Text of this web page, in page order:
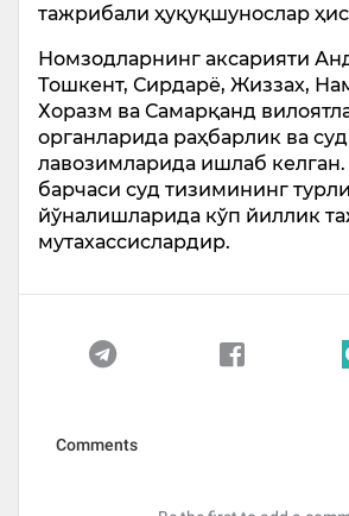
тажрибали ҳуқуқшунослар
Номзодларнинг аксарияти
Тошкент, Сирдарё, Жиззах,
Хоразм ва Самарқанд
органларида раҳбарлик ва
лавозимларида ишлаб
барчаси суд тизимининг турли
йўналишларида кўп йиллик
мутахассислардир.